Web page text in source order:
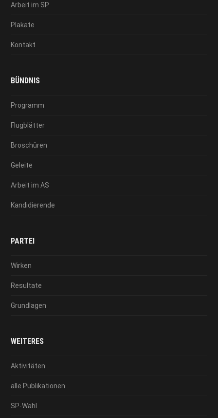
Arbeit im SP
Plakate
Kontakt
BÜNDNIS
Programm
Flugblätter
Broschüren
Geleite
Arbeit im AS
Kandidierende
PARTEI
Wirken
Resultate
Grundlagen
WEITERES
Aktivitäten
alle Publikationen
SP-Wahl